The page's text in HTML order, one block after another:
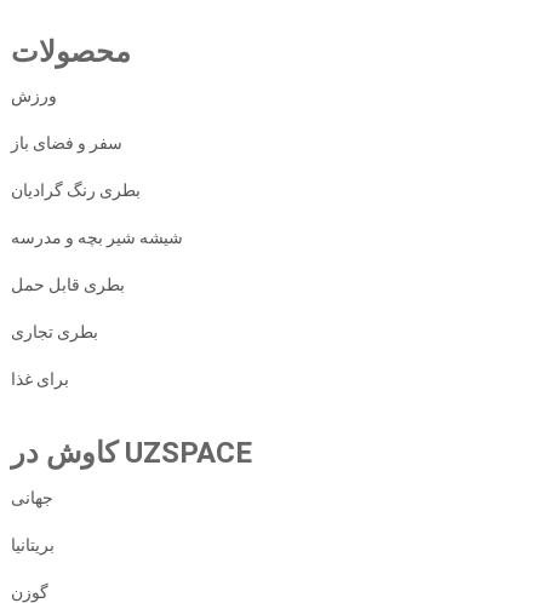
محصولات
ورزش
سفر و فضای باز
بطری رنگ گرادیان
شیشه شیر بچه و مدرسه
بطری قابل حمل
بطری تجاری
برای غذا
کاوش در UZSPACE
جهانی
بریتانیا
گوزن